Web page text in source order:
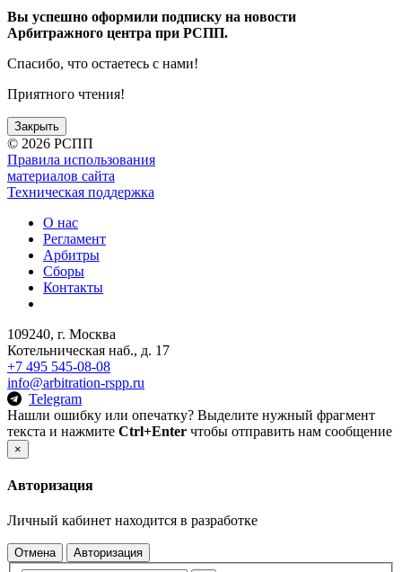
Вы успешно оформили подписку на новости
Арбитражного центра при РСПП.
Спасибо, что остаетесь с нами!
Приятного чтения!
Закрыть
© 2026 РСПП
Правила использования
материалов сайта
Техническая поддержка
О нас
Регламент
Арбитры
Сборы
Контакты
109240, г. Москва
Котельническая наб., д. 17
+7 495 545-08-08
info@arbitration-rspp.ru
Telegram
Нашли ошибку или опечатку? Выделите нужный фрагмент
текста и нажмите Ctrl+Enter чтобы отправить нам сообщение
×
Авторизация
Личный кабинет находится в разработке
Отмена Авторизация